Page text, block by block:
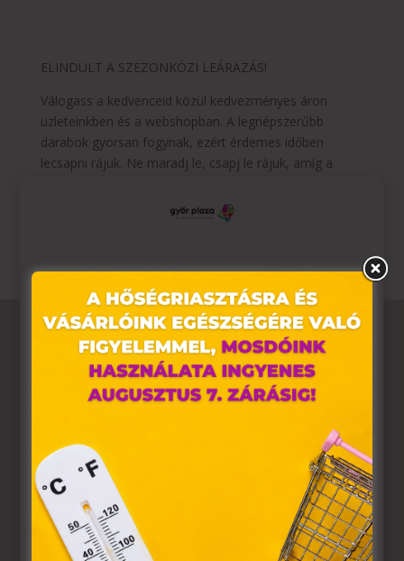
ELINDULT A SZEZONKÖZI LEÁRAZÁS!
Válogass a kedvenceid közül kedvezményes áron
üzleteinkben és a webshopban. A legnépszerűbb
darabok gyorsan fogynak, ezért érdemes időben
lecsapni rájuk. Ne maradj le, csapj le rájuk, amíg a
Vásárolj online vagy látogass el hozzánk személyesen!
Weboldalunkon „cookie"-kat (továbbiakban „süti")
alkalmazunk. Ezek olyan fájlok, melyek információt
tárolnak webes böngészőjében. Ehhez az Ön
hozzájárulása szükséges.
A „sütiket" az elektronikus hírközlésről szóló 2003. évi C.
törvény, az elektronikus kereskedelmi szolgáltatások, az
információs társadalommal összefüggő szolgáltatások
egyes kérdéseiről szóló 2001. évi CVIII. törvény, valamint
az Európai Unió előírásainak megfelelően használjuk.
Azon weblapoknak, melyek az Európai Unió országain
belül működnek, a „sütik" használatához, és ezeknek a
felhasználó számítógépén vagy egyéb eszközén történő
tárolásához a felhasználók hozzájárulását kell kérniük.